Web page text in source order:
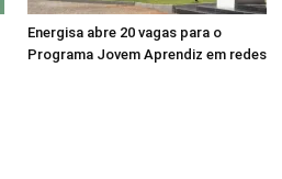
Energisa abre 20 vagas para o
Programa Jovem Aprendiz em redes